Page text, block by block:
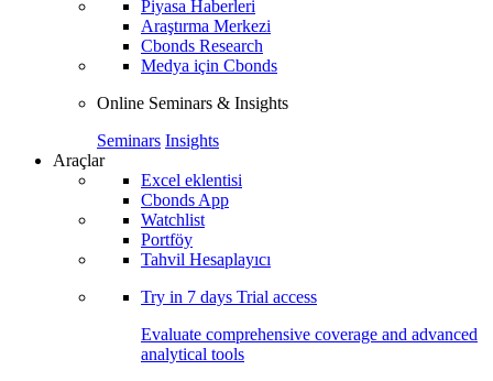
Piyasa Haberleri
Araştırma Merkezi
Cbonds Research
Medya için Cbonds
Online Seminars & Insights
Seminars Insights
Araçlar
Excel eklentisi
Cbonds App
Watchlist
Portföy
Tahvil Hesaplayıcı
Try in 7 days Trial access
Evaluate comprehensive coverage and advanced
analytical tools